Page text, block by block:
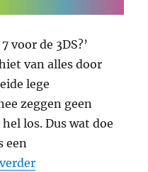
voor de 3DS?’
van alles door
lege
zeggen geen
los. Dus wat doe
een